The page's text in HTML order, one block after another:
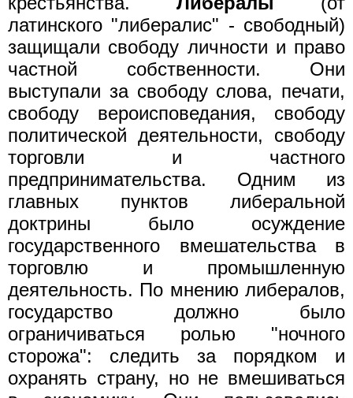
латинского "либералис" - свободный)
защищали свободу личности и право
частной собственности. Они
выступали за свободу слова, печати,
свободу вероисповедания, свободу
политической деятельности, свободу
торговли и частного
предпринимательства. Одним из
главных пунктов либеральной
доктрины было осуждение
государственного вмешательства в
торговлю и промышленную
деятельность. По мнению либералов,
государство должно было
ограничиваться ролью "ночного
сторожа": следить за порядком и
охранять страну, но не вмешиваться